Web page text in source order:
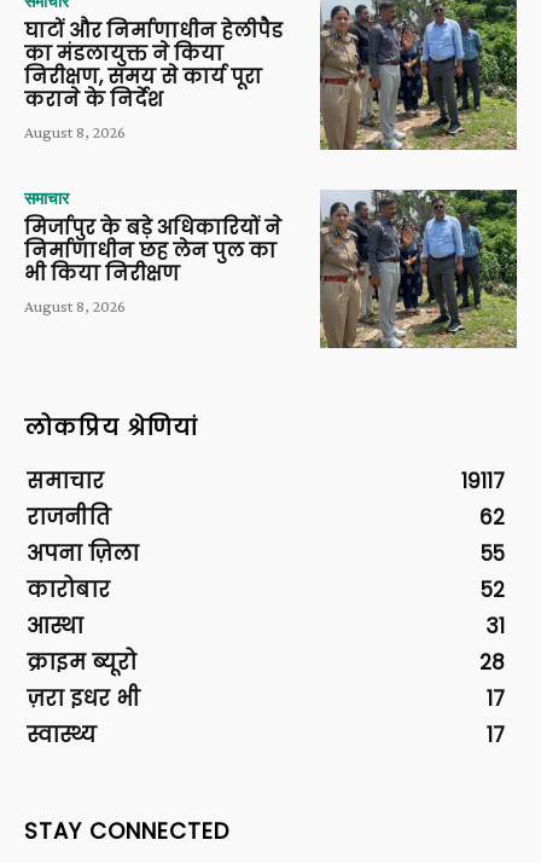
घाटों और निर्माणाधीन हेलीपैड
का मंडलायुक्त ने किया
निरीक्षण, समय से कार्य पूरा
कराने के निर्देश
August 8, 2026
समाचार
मिर्जापुर के बड़े अधिकारियों ने
निर्माणाधीन छह लेन पुल का
भी किया निरीक्षण
August 8, 2026
लोकप्रिय श्रेणियां
समाचार
19117
राजनीति
62
अपना ज़िला
55
कारोबार
52
आस्था
31
क्राइम ब्यूरो
28
ज़रा इधर भी
17
स्वास्थ्य
17
STAY CONNECTED